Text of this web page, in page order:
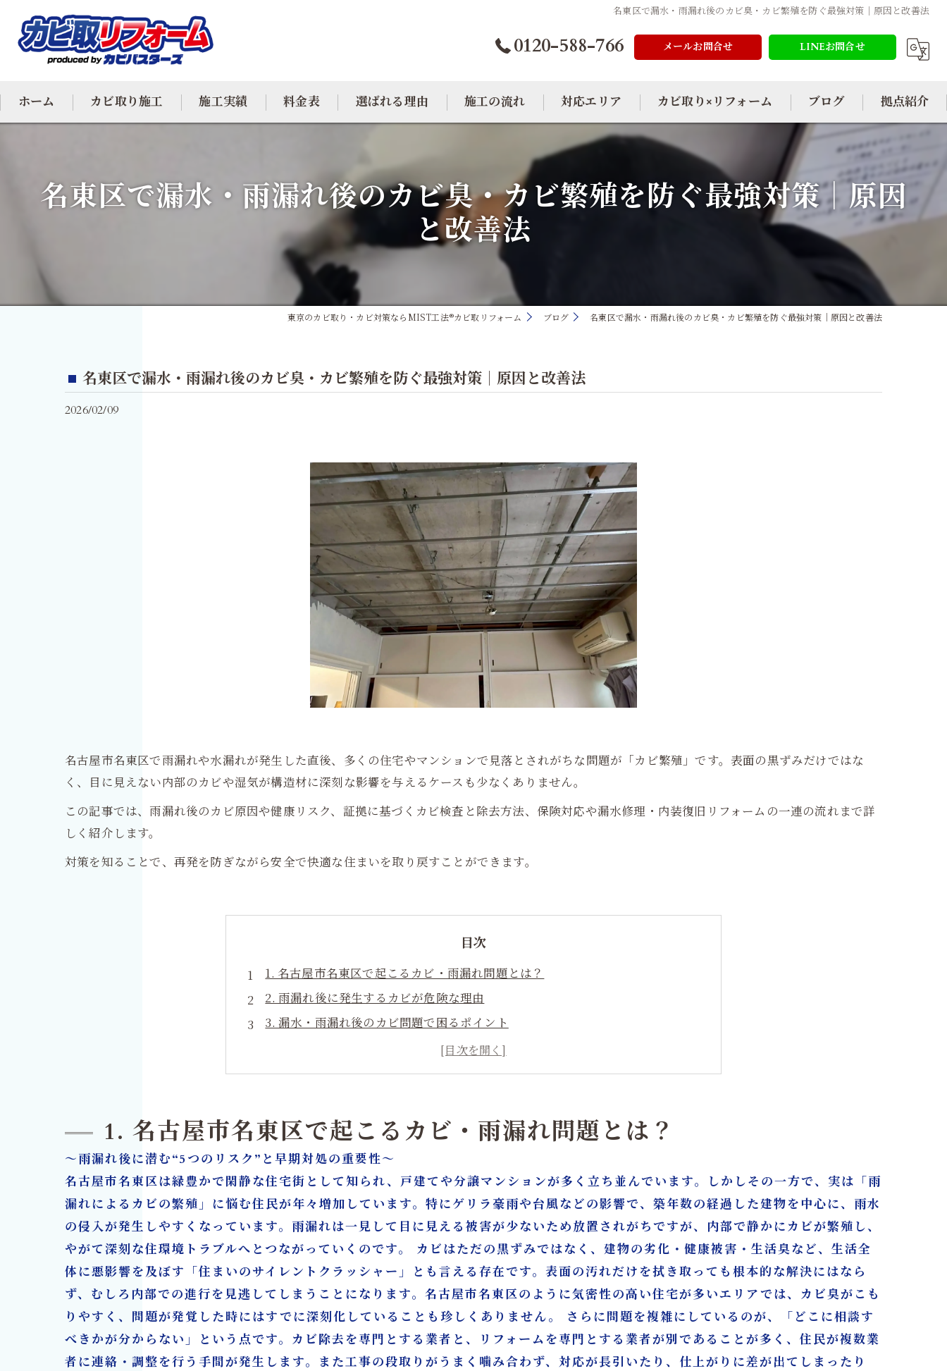
名東区で漏水・雨漏れ後のカビ臭・カビ繁殖を防ぐ最強対策｜原因と改善法
0120-588-766 メールお問合せ LINEお問合せ
ホーム カビ取り施工
カビ除去
施工実績 料金表 選ばれる理由 施工の流れ 対応エリア
大阪のカビ取り
東京のカビ取り
カビ取り×リフォーム ブログ 拠点紹介
名東区で漏水・雨漏れ後のカビ臭・カビ繁殖を防ぐ最強対策｜原因
と改善法
東京のカビ取り・カビ対策ならMIST工法®カビ取リフォーム ブログ 名東区で漏水・雨漏れ後のカビ臭・カビ繁殖を防ぐ最強対策｜原因と改善法
名東区で漏水・雨漏れ後のカビ臭・カビ繁殖を防ぐ最強対策｜原因と改善法
2026/02/09
名古屋市名東区で雨漏れや水漏れが発生した直後、多くの住宅やマンションで見落とされがちな問題が「カビ繁殖」です。表面の黒ずみだけではな
く、目に見えない内部のカビや湿気が構造材に深刻な影響を与えるケースも少なくありません。
この記事では、雨漏れ後のカビ原因や健康リスク、証拠に基づくカビ検査と除去方法、保険対応や漏水修理・内装復旧リフォームの一連の流れまで詳
しく紹介します。
対策を知ることで、再発を防ぎながら安全で快適な住まいを取り戻すことができます。
目次
1. 名古屋市名東区で起こるカビ・雨漏れ問題とは？
2. 雨漏れ後に発生するカビが危険な理由
3. 漏水・雨漏れ後のカビ問題で困るポイント
4. 根拠に基づくカビ除去の必要性
5. 名古屋で選ばれるMIST工法®の強み
7. 保険対応・証拠資料作成の重要性
8. カビを防ぐための日常メンテナンス対策
9. よくある質問（FAQ）
10. カビ問題を根本から解決するには
カビ取り・リフォームはカビバスターズ大阪／カビ取リフォーム名古屋・東京へ
1. 名古屋市名東区で起こるカビ・雨漏れ問題とは？
～雨漏れ後に潜む“5つのリスク”と早期対処の重要性～
名古屋市名東区は緑豊かで閑静な住宅街として知られ、戸建てや分譲マンションが多く立ち並んでいます。しかしその一方で、実は「雨
漏れによるカビの繁殖」に悩む住民が年々増加しています。特にゲリラ豪雨や台風などの影響で、築年数の経過した建物を中心に、雨水
の侵入が発生しやすくなっています。雨漏れは一見して目に見える被害が少ないため放置されがちですが、内部で静かにカビが繁殖し、
やがて深刻な住環境トラブルへとつながっていくのです。 カビはただの黒ずみではなく、建物の劣化・健康被害・生活臭など、生活全
体に悪影響を及ぼす「住まいのサイレントクラッシャー」とも言える存在です。表面の汚れだけを拭き取っても根本的な解決にはなら
ず、むしろ内部での進行を見逃してしまうことになります。名古屋市名東区のように気密性の高い住宅が多いエリアでは、カビ臭がこも
りやすく、問題が発覚した時にはすでに深刻化していることも珍しくありません。 さらに問題を複雑にしているのが、「どこに相談す
べきかが分からない」という点です。カビ除去を専門とする業者と、リフォームを専門とする業者が別であることが多く、住民が複数業
者に連絡・調整を行う手間が発生します。また工事の段取りがうまく噛み合わず、対応が長引いたり、仕上がりに差が出てしまったり